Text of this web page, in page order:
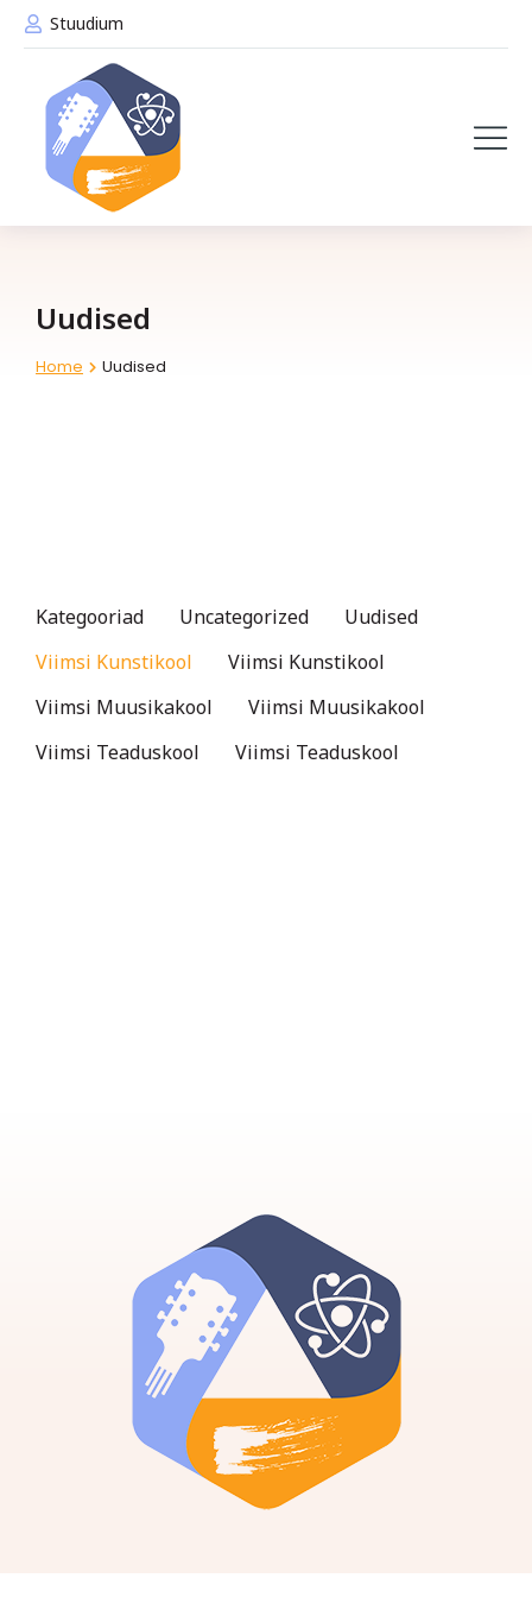
Stuudium
Uudised
You are here:
Home Uudised
Kategooriad Uncategorized
Uudised
Viimsi Kunstikool
Viimsi Kunstikool
Viimsi Muusikakool
Viimsi Muusikakool
Viimsi Teaduskool
Viimsi Teaduskool